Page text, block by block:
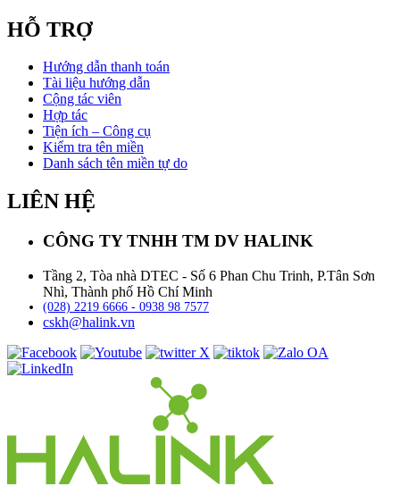
HỖ TRỢ
Hướng dẫn thanh toán
Tài liệu hướng dẫn
Cộng tác viên
Hợp tác
Tiện ích – Công cụ
Kiểm tra tên miền
Danh sách tên miền tự do
LIÊN HỆ
CÔNG TY TNHH TM DV HALINK
Tầng 2, Tòa nhà DTEC - Số 6 Phan Chu Trinh, P.Tân Sơn
Nhì, Thành phố Hồ Chí Minh
(028) 2219 6666 - 0938 98 7577
cskh@halink.vn